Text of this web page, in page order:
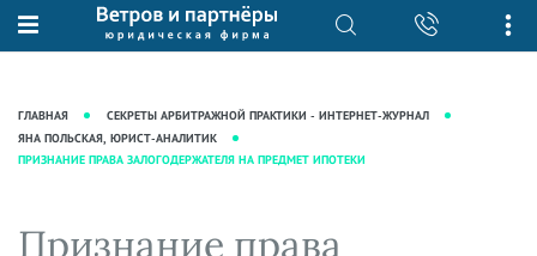
О нас
Рекомендации
фирмы
Юридические услуги
Интеллектуальная собственность
База знаний
Журнал "Секреты арбитражной
практики"
Статьи
Аудиоподкасты
ГЛАВНАЯ
СЕКРЕТЫ АРБИТРАЖНОЙ ПРАКТИКИ - ИНТЕРНЕТ-ЖУРНАЛ
ЯНА ПОЛЬСКАЯ, ЮРИСТ-АНАЛИТИК
ПРИЗНАНИЕ ПРАВА ЗАЛОГОДЕРЖАТЕЛЯ НА ПРЕДМЕТ ИПОТЕКИ
Признание права